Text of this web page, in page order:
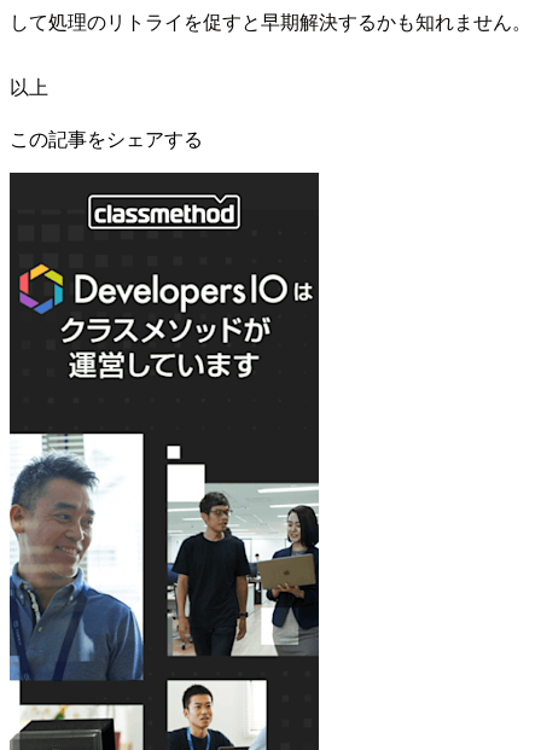
して処理のリトライを促すと早期解決するかも知れません。
以上
この記事をシェアする